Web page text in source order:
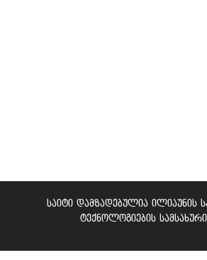
საიტი დამზადებულია ილიაუნის
ტექნოლოგიების